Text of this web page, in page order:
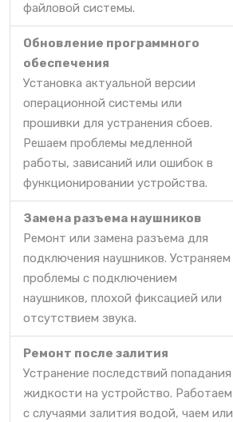
файловой системы.
Обновление программного
обеспечения
Установка актуальной версии
операционной системы или
прошивки для устранения сбоев.
Решаем проблемы медленной
работы, зависаний или ошибок в
функционировании устройства.
Замена разъема наушников
Ремонт или замена разъема для
подключения наушников. Устраняем
проблемы с подключением
наушников, плохой фиксацией или
отсутствием звука.
Ремонт после залития
Устранение последствий попадания
жидкости на устройство. Работаем
с случаями залития водой, чаем или